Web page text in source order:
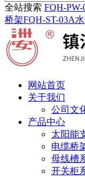
全站搜索 FQH-
桥架FQH-ST-03A
网站首页
关于我们
公司文
产品中心
太阳能
电缆桥
母线槽
开关柜